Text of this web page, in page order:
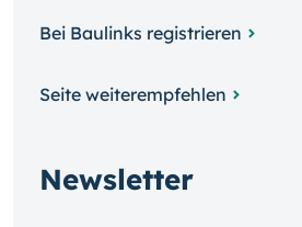
Bei Baulinks registrieren
Seite weiterempfehlen
Newsletter